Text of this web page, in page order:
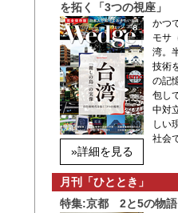
を拓く「3つの視座」
»詳細を見る
かつ
モサ
湾。
技術
の記
包し
中対
しい
社会
月刊「ひととき」
特集:京都 2と5の物語